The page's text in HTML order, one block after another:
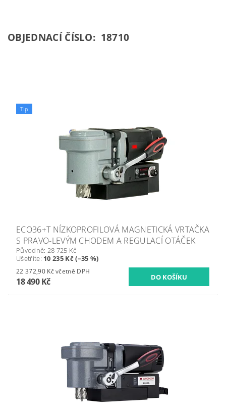
OBJEDNACÍ ČÍSLO: 18710
Tip
ECO36+T NÍZKOPROFILOVÁ MAGNETICKÁ VRTAČKA
S PRAVO-LEVÝM CHODEM A REGULACÍ OTÁČEK
Původně: 28 725 Kč
Ušetříte: 10 235 Kč (–35 %)
22 372,90 Kč včetně DPH
18 490 Kč